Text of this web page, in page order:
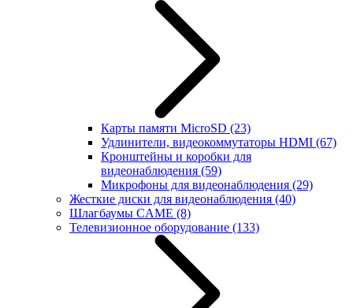
Карты памяти MicroSD (23)
Удлинители, видеокоммутаторы HDMI (67)
Кронштейны и коробки для
видеонаблюдения (59)
Микрофоны для видеонаблюдения (29)
Жесткие диски для видеонаблюдения (40)
Шлагбаумы CAME (8)
Телевизионное оборудование (133)